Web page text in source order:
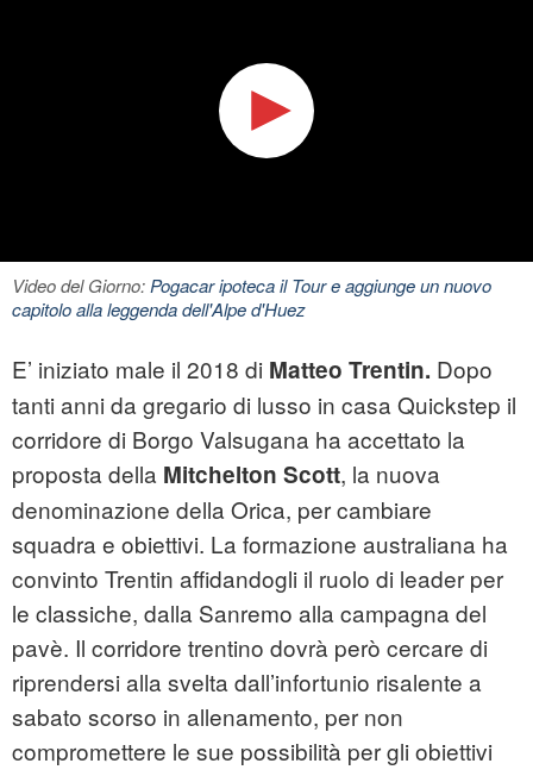
Video del Giorno:Pogacar ipoteca il Tour e aggiunge un nuovo
capitolo alla leggenda dell'Alpe d'Huez
E’ iniziato male il 2018 di Matteo Trentin. Dopo
tanti anni da gregario di lusso in casa Quickstep il
corridore di Borgo Valsugana ha accettato la
proposta della Mitchelton Scott, la nuova
denominazione della Orica, per cambiare
squadra e obiettivi. La formazione australiana ha
convinto Trentin affidandogli il ruolo di leader per
le classiche, dalla Sanremo alla campagna del
pavè. Il corridore trentino dovrà però cercare di
riprendersi alla svelta dall’infortunio risalente a
sabato scorso in allenamento, per non
compromettere le sue possibilità per gli obiettivi